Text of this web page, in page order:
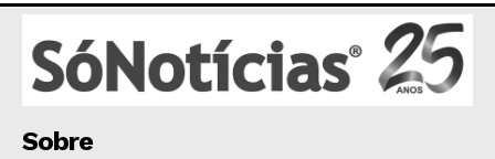
ÚLTIMAS NOTÍCIAS
Sobre